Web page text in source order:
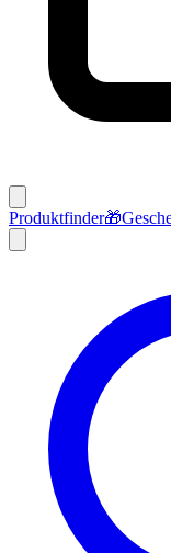
Produktfinder🎁